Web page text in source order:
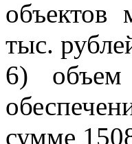
объектов
тыс.
6) объем
сумме